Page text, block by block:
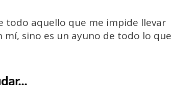
todo aquello que me impide llevar
mí, sino es un ayuno de todo lo que